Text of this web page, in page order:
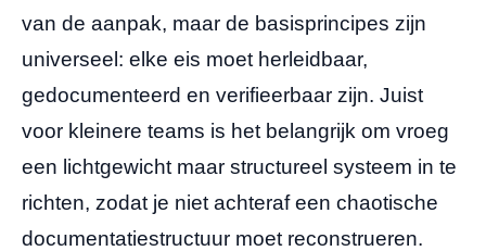
van de aanpak, maar de basisprincipes zijn
universeel: elke eis moet herleidbaar,
gedocumenteerd en verifieerbaar zijn. Juist
voor kleinere teams is het belangrijk om vroeg
een lichtgewicht maar structureel systeem in te
richten, zodat je niet achteraf een chaotische
documentatiestructuur moet reconstrueren.